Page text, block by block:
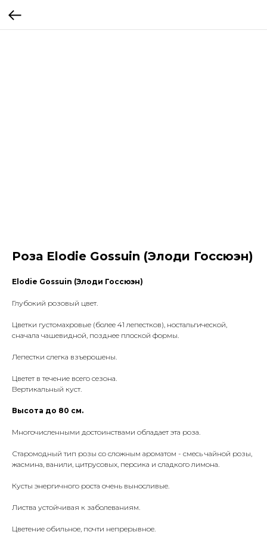
Роза Elodie Gossuin (Элоди Госсюэн)
Elodie Gossuin (Элоди Госсюэн)
Глубокий розовый цвет.
Цветки густомахровые (более 41 лепестков), ностальгической,
сначала чашевидной, позднее плоской формы.
Лепестки слегка взъерошены.
Цветет в течение всего сезона.
Вертикальный куст.
Высота до 80 см.
Многочисленными достоинствами обладает эта роза.
Старомодный тип розы со сложным ароматом - смесь чайной розы,
жасмина, ванили, цитрусовых, персика и сладкого лимона.
Кусты энергичного роста очень выносливые.
Листва устойчивая к заболеваниям.
Цветение обильное, почти непрерывное.